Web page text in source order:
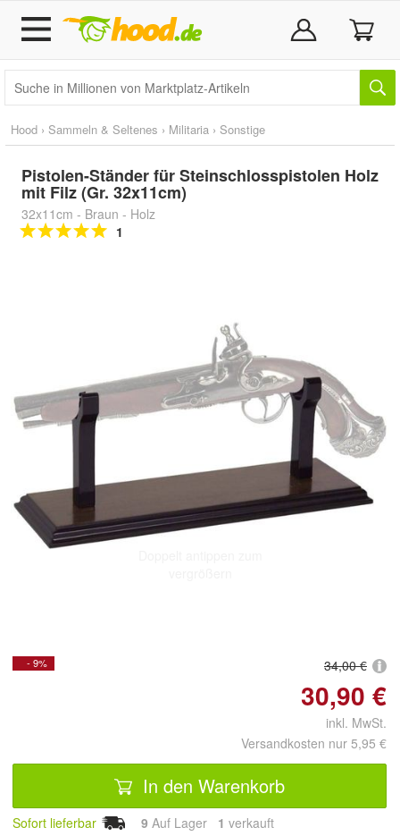
Hood › Sammeln & Seltenes › Militaria › Sonstige
Pistolen-Ständer für Steinschlosspistolen Holz
mit Filz (Gr. 32x11cm)
32x11cm - Braun - Holz
1
- 9% 34,00 €
30,90 €
inkl. MwSt.
Versandkosten nur 5,95 €
In den Warenkorb
Sofort lieferbar 9 Auf Lager 1 verkauft